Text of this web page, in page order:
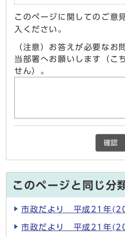
このページに関してのご意
入ください。
（注意）お答えが必要なお
当部署へお願いします（こ
せん）。
確認
このページと同じ分
市政だより 平成21年
市政だより 平成21年